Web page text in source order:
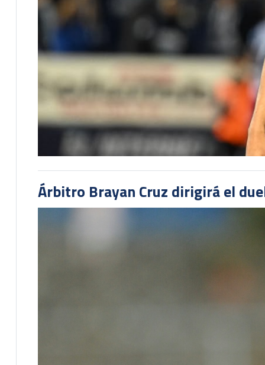
Árbitro Brayan Cruz dirigirá el